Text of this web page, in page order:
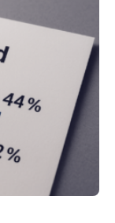
der Spitze. In
in eine
die
man
– die Anzahl